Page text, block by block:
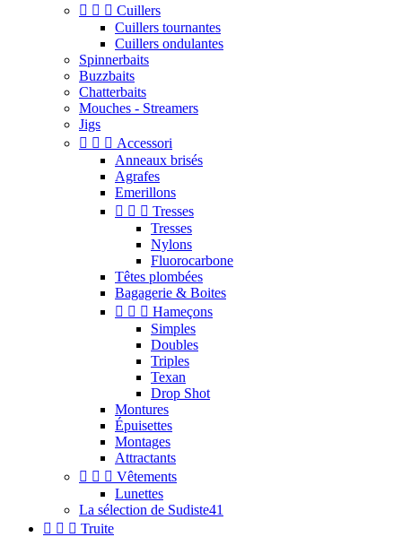
   Cuillers
Cuillers tournantes
Cuillers ondulantes
Spinnerbaits
Buzzbaits
Chatterbaits
Mouches - Streamers
Jigs
   Accessori
Anneaux brisés
Agrafes
Emerillons
   Tresses
Tresses
Nylons
Fluorocarbone
Têtes plombées
Bagagerie & Boites
   Hameçons
Simples
Doubles
Triples
Texan
Drop Shot
Montures
Épuisettes
Montages
Attractants
   Vêtements
Lunettes
La sélection de Sudiste41
   Truite